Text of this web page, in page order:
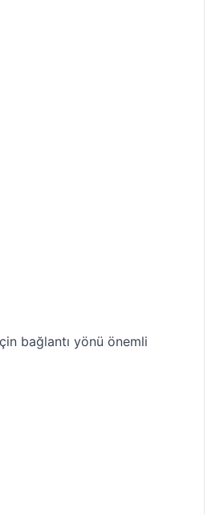
bağlantı yönü önemli